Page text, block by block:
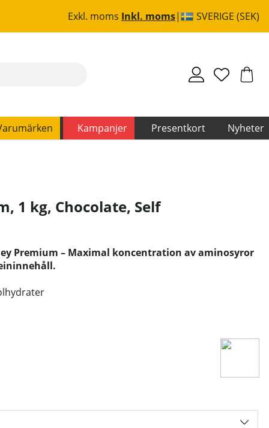
Exkl. moms Inkl. moms SVERIGE (SEK)
Kampanjer Presentkort Nyheter
1 kg, Chocolate, Self
Premium – Maximal koncentration av aminosyror